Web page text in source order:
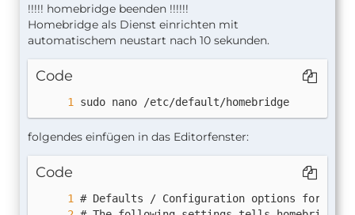
!!!!! homebridge beenden !!!!!!
Homebridge als Dienst einrichten mit
automatischem neustart nach 10 sekunden.
Code
sudo nano /etc/default/homebridge
folgendes einfügen in das Editorfenster:
Code